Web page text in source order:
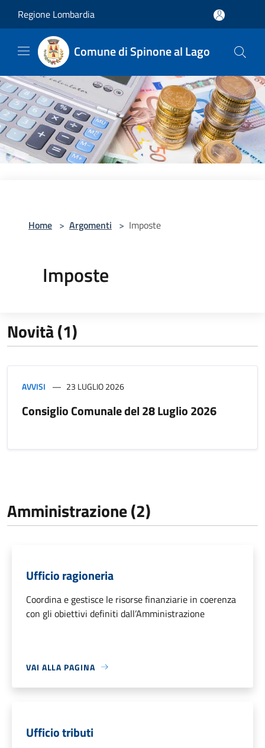
Regione Lombardia
Comune di Spinone al Lago
Home > Argomenti > Imposte
Imposte
Novità (1)
AVVISI 23 LUGLIO 2026
Consiglio Comunale del 28 Luglio 2026
Amministrazione (2)
Ufficio ragioneria
Coordina e gestisce le risorse finanziarie in coerenza
con gli obiettivi definiti dall’Amministrazione
VAI ALLA PAGINA
Ufficio tributi